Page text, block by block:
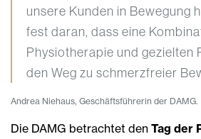
unsere Kunden in Bewegung
fest daran, dass eine
Physiotherapie und gezielten
den Weg zu schmerzfreier
Andrea Niehaus, Geschäftsführerin der DAMG.
Die DAMG betrachtet den Tag der